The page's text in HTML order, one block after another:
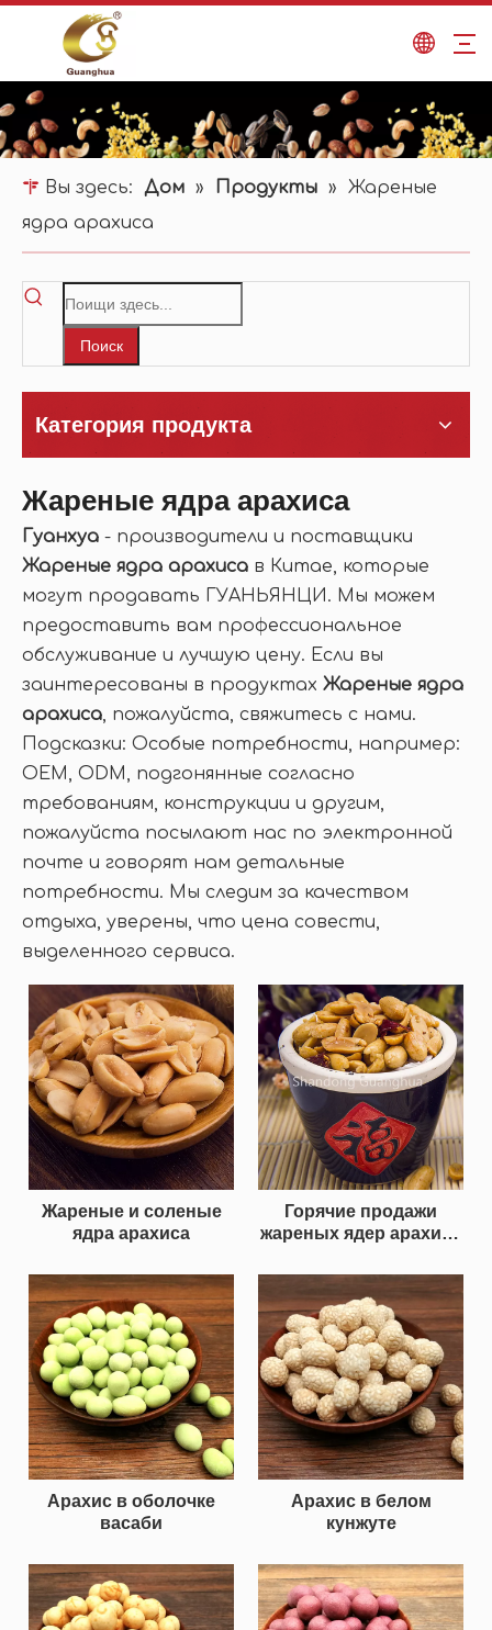
Вы здесь: Дом » Продукты »
Жареные
ядра арахиса
Поиск
Категория продукта
Жареные ядра арахиса
Гуанхуа - производители и поставщики
Жареные ядра арахиса в Китае, которые
могут продавать ГУАНЬЯНЦИ. Мы можем
предоставить вам профессиональное
обслуживание и лучшую цену. Если вы
заинтересованы в продуктах Жареные ядра
арахиса, пожалуйста, свяжитесь с нами.
Подсказки: Особые потребности, например:
OEM, ODM, подгонянные согласно
требованиям, конструкции и другим,
пожалуйста посылают нас по электронной
почте и говорят нам детальные
потребности. Мы следим за качеством
отдыха, уверены, что цена совести,
выделенного сервиса.
Жареные и соленые
ядра арахиса
Горячие продажи
жареных ядер арахиса
Арахис в оболочке
васаби
Арахис в белом
кунжуте